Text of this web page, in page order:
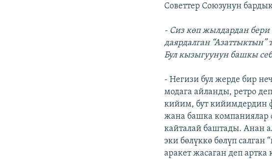
Советтер Союзунун
- Сиз көп жылдардан
даярдалган
Бул кызыгуунун башкы
- Негизи бул жерде бир
модага айланды, ретро
кийим, бут кийимдердин
жана башка
кайталай баштады. Анан
эки бөлүккө бөлүп салган
аракет жасаган деп